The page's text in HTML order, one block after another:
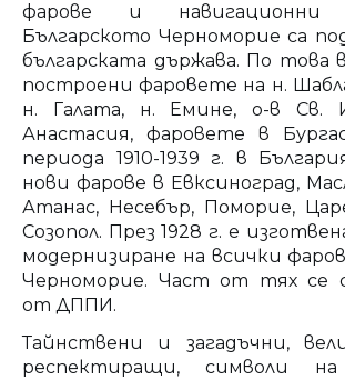
фарове и
Българското Черноморие са
българската държава. По това
построени фаровете на н.
н. Галата, н. Емине, о-в Св.
Анастасия, фаровете в
периода 1910-1939 г. в
нови фарове в Евксиноград,
Атанас, Несебър, Поморие,
Созопол. През 1928 г. е
модернизиране на всички
Черноморие. Част от тях се
от ДППИ.
Тайнствени и загадъчни,
респектиращи, символи